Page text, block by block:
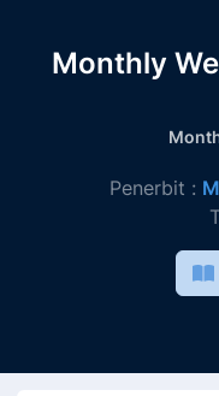
Monthly
Penerbit :